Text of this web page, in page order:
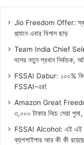
Jio Freedom Offer:
প্ল্যানে এবার বিশাল ছাড়
Team India Chief
দলের নতুন প্রধান
FSSAI Dabur: ১০০%
FSSAI-এর!
Amazon Great
৩,০০০ টাকার নিচে সেরা
FSSAI Alcohol: এই এই
ব্যাগপাইপার আর কী কী